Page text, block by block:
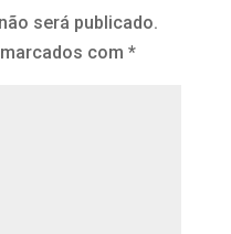
será publicado.
com *